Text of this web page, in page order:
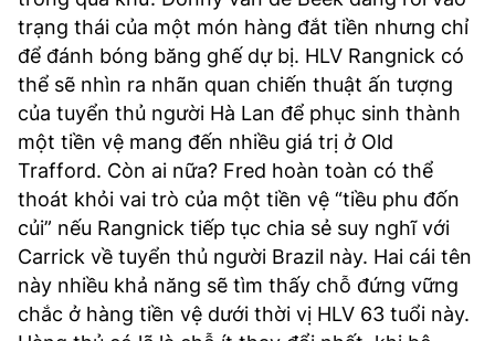
trạng thái của một món hàng đắt tiền nhưng chỉ
để đánh bóng băng ghế dự bị. HLV Rangnick có
thể sẽ nhìn ra nhãn quan chiến thuật ấn tượng
của tuyển thủ người Hà Lan để phục sinh thành
một tiền vệ mang đến nhiều giá trị ở Old
Trafford. Còn ai nữa? Fred hoàn toàn có thể
thoát khỏi vai trò của một tiền vệ “tiều phu đốn
củi” nếu Rangnick tiếp tục chia sẻ suy nghĩ với
Carrick về tuyển thủ người Brazil này. Hai cái tên
này nhiều khả năng sẽ tìm thấy chỗ đứng vững
chắc ở hàng tiền vệ dưới thời vị HLV 63 tuổi này.